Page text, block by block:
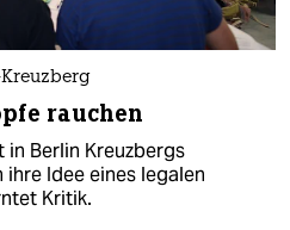
rauchen
in Berlin Kreuzbergs
Idee eines legalen
Kritik.